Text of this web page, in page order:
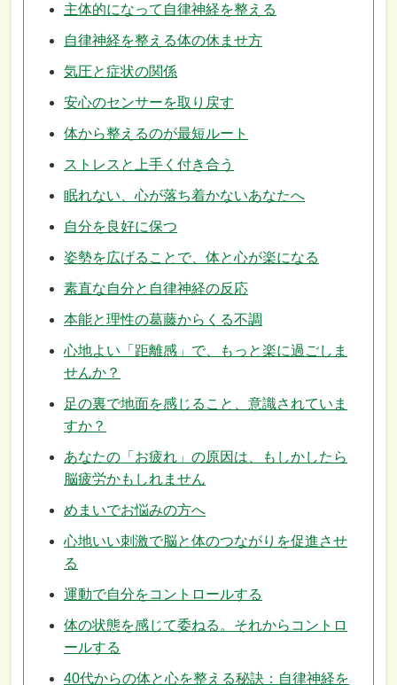
主体的になって自律神経を整える
自律神経を整える体の休ませ方
気圧と症状の関係
安心のセンサーを取り戻す
体から整えるのが最短ルート
ストレスと上手く付き合う
眠れない、心が落ち着かないあなたへ
自分を良好に保つ
姿勢を広げることで、体と心が楽になる
素直な自分と自律神経の反応
本能と理性の葛藤からくる不調
心地よい「距離感」で、もっと楽に過ごしま
せんか？
足の裏で地面を感じること、意識されていま
すか？
あなたの「お疲れ」の原因は、もしかしたら
脳疲労かもしれません
めまいでお悩みの方へ
心地いい刺激で脳と体のつながりを促進させ
る
運動で自分をコントロールする
体の状態を感じて委ねる。それからコントロ
ールする
40代からの体と心を整える秘訣：自律神経を